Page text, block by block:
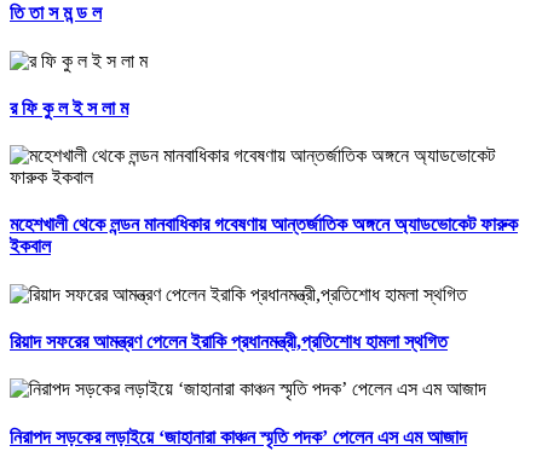
তি তা স ম ন্ড ল
র ফি কু ল ই স লা ম
মহেশখালী থেকে লন্ডন মানবাধিকার গবেষণায় আন্তর্জাতিক অঙ্গনে অ্যাডভোকেট ফারুক
ইকবাল
রিয়াদ সফরের আমন্ত্রণ পেলেন ইরাকি প্রধানমন্ত্রী,প্রতিশোধ হামলা স্থগিত
নিরাপদ সড়কের লড়াইয়ে ‘জাহানারা কাঞ্চন স্মৃতি পদক’ পেলেন এস এম আজাদ